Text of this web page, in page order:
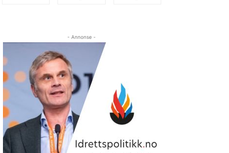
- Annonse -